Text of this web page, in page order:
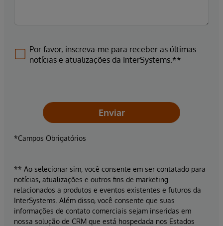
Por favor, inscreva-me para receber as últimas
notícias e atualizações da InterSystems.**
Enviar
*Campos Obrigatórios
** Ao selecionar sim, você consente em ser contatado para
notícias, atualizações e outros fins de marketing
relacionados a produtos e eventos existentes e futuros da
InterSystems. Além disso, você consente que suas
informações de contato comerciais sejam inseridas em
nossa solução de CRM que está hospedada nos Estados